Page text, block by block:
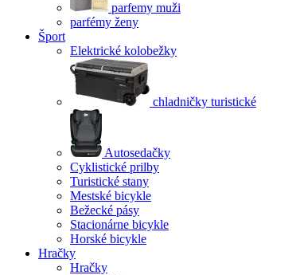
parfemy muži
parfémy ženy
Šport
Elektrické kolobežky
chladničky turistické
Autosedačky
Cyklistické prilby
Turistické stany
Mestské bicykle
Bežecké pásy
Stacionárne bicykle
Horské bicykle
Hračky
Hračky